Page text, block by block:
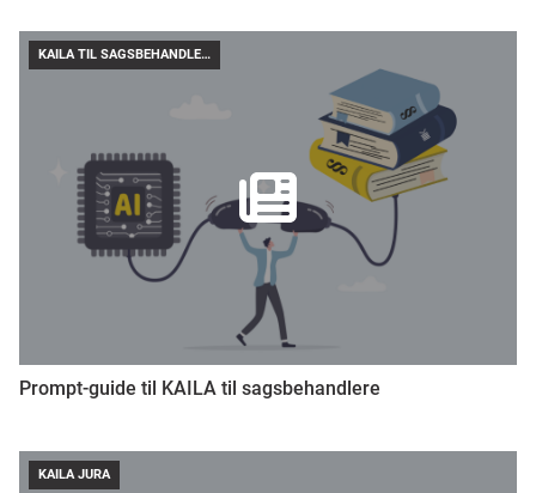
KAILA TIL SAGSBEHANDLERE
Prompt-guide til KAILA til sagsbehandlere
KAILA JURA